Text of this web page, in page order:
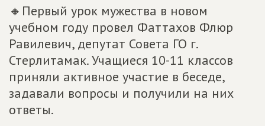
🔸Первый урок мужества в новом
учебном году провел Фаттахов Флюр
Равилевич, депутат Совета ГО г.
Стерлитамак. Учащиеся 10-11 классов
приняли активное участие в беседе,
задавали вопросы и получили на них
ответы.